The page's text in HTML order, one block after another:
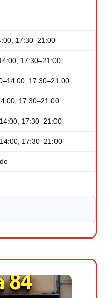
17:30–21:00
17:30–21:00
17:30–21:00
17:30–21:00
17:30–21:00
17:30–21:00